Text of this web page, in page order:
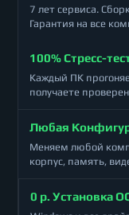
7 лет сервиса.
Гарантия на все
100% Стресс-
Каждый ПК
получаете
Любая
Меняем любой
корпус, память,
0 р. Установка